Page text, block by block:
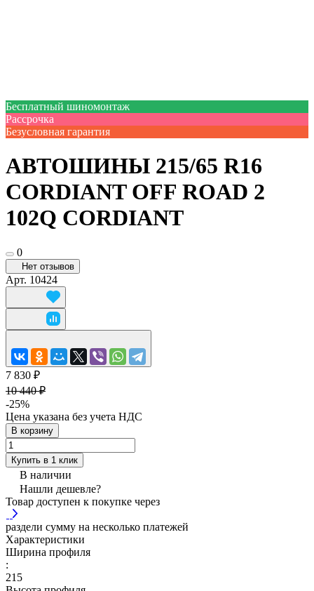
Бесплатный шиномонтаж
Рассрочка
Безусловная гарантия
АВТОШИНЫ 215/65 R16
CORDIANT OFF ROAD 2
102Q CORDIANT
0
Нет отзывов
Арт. 10424
7 830 ₽
10 440 ₽
-25%
Цена указана без учета НДС
В корзину
Купить в 1 клик
В наличии
Нашли дешевле?
Товар доступен к покупке через
раздели сумму на несколько платежей
Характеристики
Ширина профиля
:
215